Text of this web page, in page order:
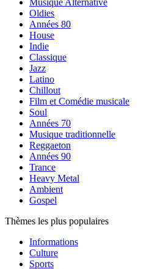
Musique Alternative
Oldies
Années 80
House
Indie
Classique
Jazz
Latino
Chillout
Film et Comédie musicale
Soul
Années 70
Musique traditionnelle
Reggaeton
Années 90
Trance
Heavy Metal
Ambient
Gospel
Thèmes les plus populaires
Informations
Culture
Sports